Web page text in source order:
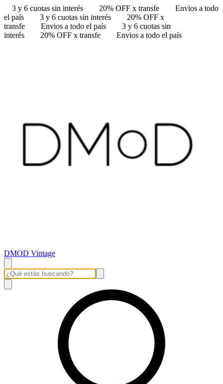
3 y 6 cuotas sin interés 20% OFF x transfe
Envios a todo
el país
3 y 6 cuotas sin interés
20% OFF x
transfe
Envios a todo el país
3 y 6 cuotas sin
interés
20% OFF x transfe Envios a todo el país
DMOD Vintage